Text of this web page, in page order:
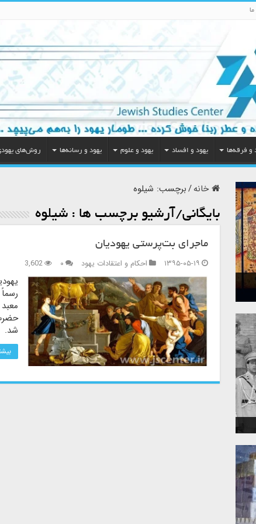
و فرقه‌ها یهود و افساد یهود و علوم یهود و رسانه‌ها روش‌های
خانه/برچسب: شیلوه‌
بایگانی/آرشیو برچسب ها :شیلوه‌
ماجرای بت‌پرستی یهودیان
۱۳۹۵-۰۵-۱۹
احکام و اعتقادات یهود ۰ 3,602
شد.